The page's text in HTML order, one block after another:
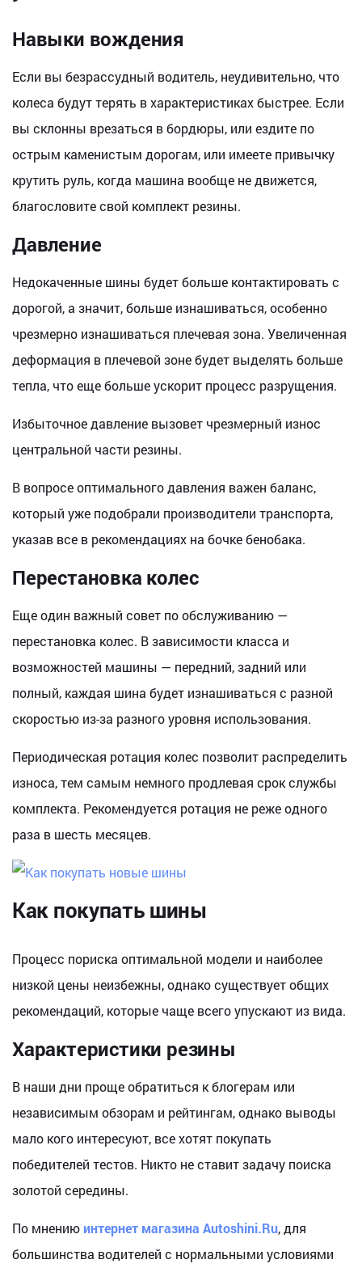
Навыки вождения
Если вы безрассудный водитель, неудивительно, что
колеса будут терять в характеристиках быстрее. Если
вы склонны врезаться в бордюры, или ездите по
острым каменистым дорогам, или имеете привычку
крутить руль, когда машина вообще не движется,
благословите свой комплект резины.
Давление
Недокаченные шины будет больше контактировать с
дорогой, а значит, больше изнашиваться, особенно
чрезмерно изнашиваться плечевая зона. Увеличенная
деформация в плечевой зоне будет выделять больше
тепла, что еще больше ускорит процесс разрущения.
Избыточное давление вызовет чрезмерный износ
центральной части резины.
В вопросе оптимального давления важен баланс,
который уже подобрали производители транспорта,
указав все в рекомендациях на бочке бенобака.
Перестановка колес
Еще один важный совет по обслуживанию —
перестановка колес. В зависимости класса и
возможностей машины — передний, задний или
полный, каждая шина будет изнашиваться с разной
скоростью из-за разного уровня использования.
Периодическая ротация колес позволит распределить
износа, тем самым немного продлевая срок службы
комплекта. Рекомендуется ротация не реже одного
раза в шесть месяцев.
Как покупать шины
Процесс пориска оптимальной модели и наиболее
низкой цены неизбежны, однако существует общих
рекомендаций, которые чаще всего упускают из вида.
Характеристики резины
В наши дни проще обратиться к блогерам или
независимым обзорам и рейтингам, однако выводы
мало кого интересуют, все хотят покупать
победителей тестов. Никто не ставит задачу поиска
золотой середины.
По мнениюинтернет магазина Autoshini.Ru, для
большинства водителей с нормальными условиями